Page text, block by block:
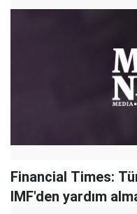
Financial Times:
IMF'den yardım